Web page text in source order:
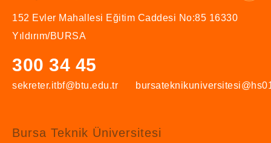
152 Evler Mahallesi Eğitim Caddesi No:85 16330
Yıldırım/BURSA
300 34 45
sekreter.itbf@btu.edu.tr
Bursa Teknik Üniversitesi